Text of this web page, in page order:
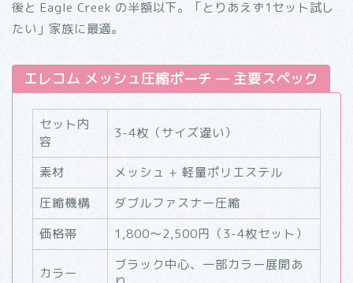
後と Eagle Creek の半額以下。「とりあえず1セット試し
たい」家族に最適。
エレコム メッシュ圧縮ポーチ — 主要スペック
セット内
容
3-4枚（サイズ違い）
素材
メッシュ + 軽量ポリエステル
圧縮機構
ダブルファスナー圧縮
価格帯
1,800〜2,500円（3-4枚セット）
カラー
ブラック中心、一部カラー展開あ